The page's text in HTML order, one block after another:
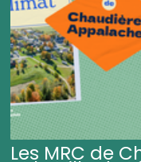
Les MRC de